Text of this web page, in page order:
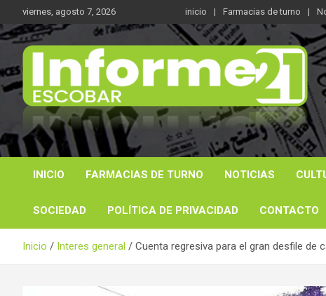
al
contenido
viernes, agosto 7, 2026 inicio Farmacias de turno
Informe 21
Noticas reales
INICIO FARMACIAS DE TURNO NOTICIAS
SOCIEDAD POLÍTICA DE PRIVACIDAD CONTACTO
Inicio Interes general Cuenta regresiva para el gran desfile de